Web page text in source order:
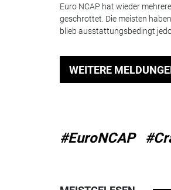
Euro NCAP hat wieder
geschrottet. Die meisten
blieb ausstattungsbedingt
WEITERE
#EuroNCAP